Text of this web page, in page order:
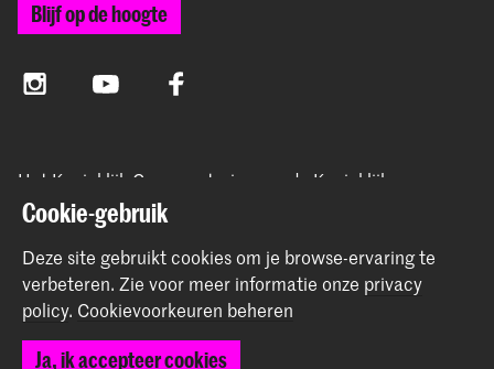
Blijf op de hoogte
InstagramYouTube Facebook
Het Koninklijk Conservatorium en de Koninklijke
Academie van Beeldende Kunsten vormen samen
Hogeschool der Kunsten Den Haag.
© 2025 - 2026 Koninklijk Conservatorium |
Cookie-gebruik
Deze site gebruikt cookies om je browse-ervaring te
verbeteren. Zie voor meer informatie onze privacy
policy. Cookievoorkeuren beheren
Ja, ik accepteer cookies